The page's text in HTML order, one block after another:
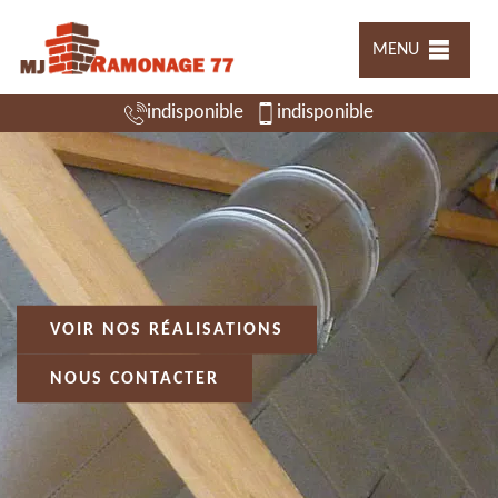
MENU
indisponible indisponible
VOIR NOS RÉALISATIONS
NOUS CONTACTER